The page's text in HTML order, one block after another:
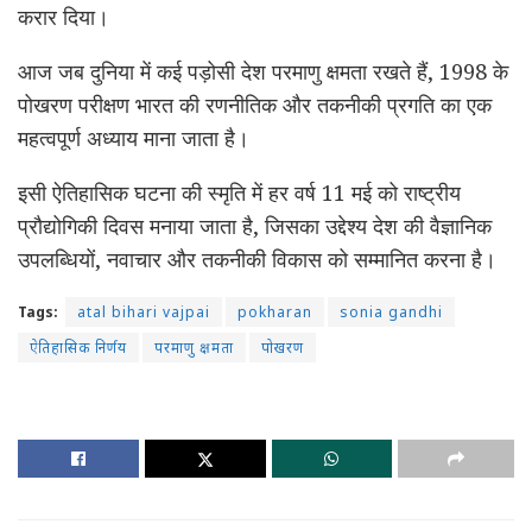
करार दिया।
आज जब दुनिया में कई पड़ोसी देश परमाणु क्षमता रखते हैं, 1998 के
पोखरण परीक्षण भारत की रणनीतिक और तकनीकी प्रगति का एक
महत्वपूर्ण अध्याय माना जाता है।
इसी ऐतिहासिक घटना की स्मृति में हर वर्ष 11 मई को राष्ट्रीय
प्रौद्योगिकी दिवस मनाया जाता है, जिसका उद्देश्य देश की वैज्ञानिक
उपलब्धियों, नवाचार और तकनीकी विकास को सम्मानित करना है।
Tags: atal bihari vajpai pokharan
sonia gandhi
ऐतिहासिक निर्णय
परमाणु क्षमता पोखरण